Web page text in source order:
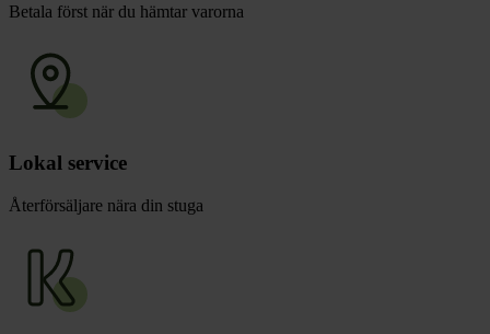
Betala först när du hämtar varorna
Lokal service
Återförsäljare nära din stuga